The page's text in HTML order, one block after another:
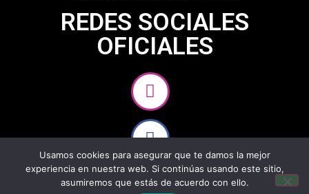
REDES SOCIALES
OFICIALES
Usamos cookies para asegurar que te damos la mejor
experiencia en nuestra web. Si continúas usando este sitio,
asumiremos que estás de acuerdo con ello.